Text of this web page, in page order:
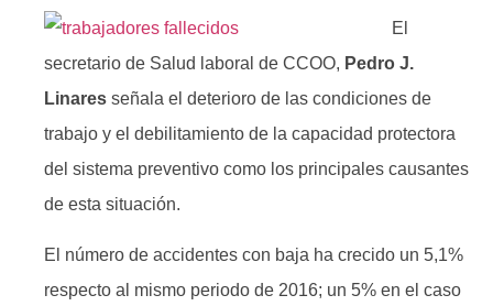
El
secretario de Salud laboral de CCOO, Pedro J.
Linares señala el deterioro de las condiciones de
trabajo y el debilitamiento de la capacidad protectora
del sistema preventivo como los principales causantes
de esta situación.
El número de accidentes con baja ha crecido un 5,1%
respecto al mismo periodo de 2016; un 5% en el caso